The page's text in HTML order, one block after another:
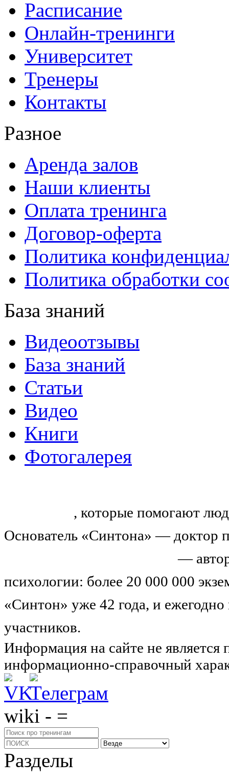
Расписание
Онлайн-тренинги
Университет
Тренеры
Контакты
Разное
Аренда залов
Наши клиенты
Оплата тренинга
Договор-оферта
Политика
Политика обработки
База знаний
Видеоотзывы
База знаний
Статьи
Видео
Книги
Фотогалерея
, которые помогают
Основатель «Синтона» — доктор
—
психологии: более 20 000 000
«Синтон» уже 42 года, и
участников.
Информация на сайте не
информационно-справочный
wiki - =
Разделы